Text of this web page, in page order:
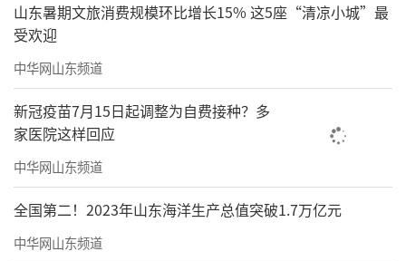
山东暑期文旅消费规模环比增长15% 这5座“清凉小城”最
受欢迎
中华网山东频道
新冠疫苗7月15日起调整为自费接种？多
家医院这样回应
中华网山东频道
全国第二！2023年山东海洋生产总值突破1.7万亿元
中华网山东频道